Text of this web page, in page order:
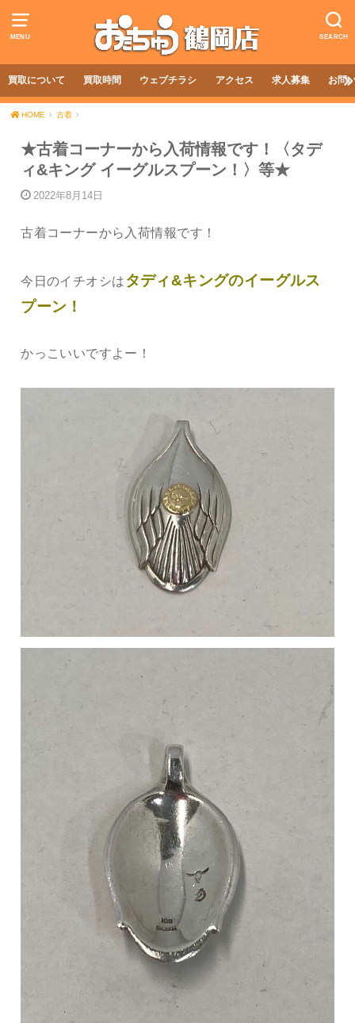
MENU SEARCH
買取について 買取時間 ウェブチラシ アクセス 求人募集 お問
HOME 古着
★古着コーナーから入荷情報です！〈タデ
ィ&キング イーグルスプーン！〉等★
2022年8月14日
古着コーナーから入荷情報です！
今日のイチオシは タディ&キングのイーグルス
プーン！
かっこいいですよー！